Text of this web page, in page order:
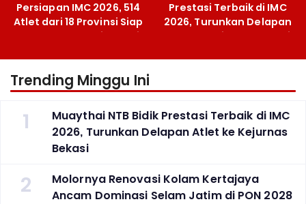
Persiapan IMC 2026, 514
Atlet dari 18 Provinsi Siap
Berlaga Besok di Bekasi
Prestasi Terbaik di IMC
2026, Turunkan Delapan
Atlet ke Kejurnas Bekasi
Trending Minggu Ini
1
Muaythai NTB Bidik Prestasi Terbaik di IMC
2026, Turunkan Delapan Atlet ke Kejurnas
Bekasi
2
Molornya Renovasi Kolam Kertajaya
Ancam Dominasi Selam Jatim di PON 2028